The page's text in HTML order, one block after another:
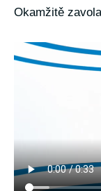
Okamžitě